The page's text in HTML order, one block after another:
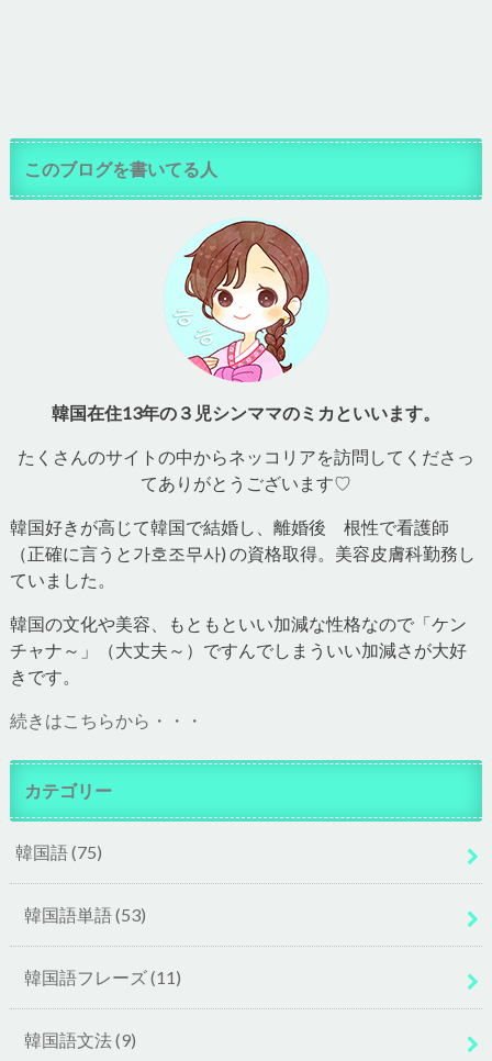
このブログを書いてる人
韓国在住13年の３児シンママのミカといいます。
たくさんのサイトの中からネッコリアを訪問してくださっ
てありがとうございます♡
韓国好きが高じて韓国で結婚し、離婚後 根性で看護師
（正確に言うと가호조무사) の資格取得。美容皮膚科勤務し
ていました。
韓国の文化や美容、もともといい加減な性格なので「ケン
チャナ～」（大丈夫～）ですんでしまういい加減さが大好
きです。
続きはこちらから・・・
カテゴリー
韓国語(75)
韓国語単語(53)
韓国語フレーズ(11)
韓国語文法(9)